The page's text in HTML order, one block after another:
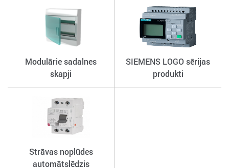
Modulārie sadalnes
skapji
SIEMENS LOGO sērijas
produkti
Strāvas noplūdes
automātslēdzis